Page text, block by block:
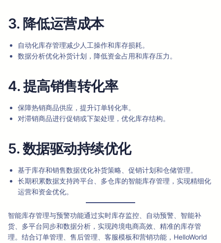
3. 降低运营成本
自动化库存管理减少人工操作和库存损耗。
数据分析优化补货计划，降低资金占用和库存压力。
4. 提高销售转化率
保障热销商品供应，提升订单转化率。
对滞销商品进行促销或下架处理，优化库存结构。
5. 数据驱动持续优化
基于库存和销售数据优化补货策略、促销计划和仓储管理。
长期积累数据支持跨平台、多仓库的智能库存管理，实现精细化
运营和资金优化。
智能库存管理与预警功能通过实时库存监控、自动预警、智能补
货、多平台同步和数据分析，实现跨境电商高效、精准的库存管
理。结合订单管理、售后管理、客服模板和营销功能，HelloWorld